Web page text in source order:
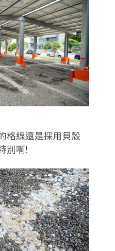
格線還是採用貝殼
別啊!